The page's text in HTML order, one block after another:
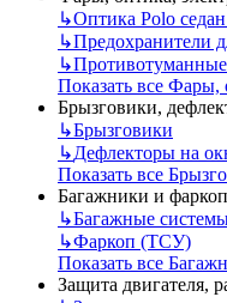
↳Оптика Polo
↳Предохранители
↳
Показать все Фары,
Брызговики,
↳Брызговики
↳Дефлекторы на
Показать все
Багажники и
↳Багажные
↳Фаркоп (ТСУ)
Показать все
Защита двигателя,